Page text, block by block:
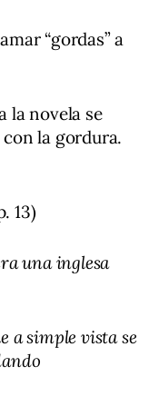
“gordas” a
la novela se
la gordura.
13)
una inglesa
a simple vista se